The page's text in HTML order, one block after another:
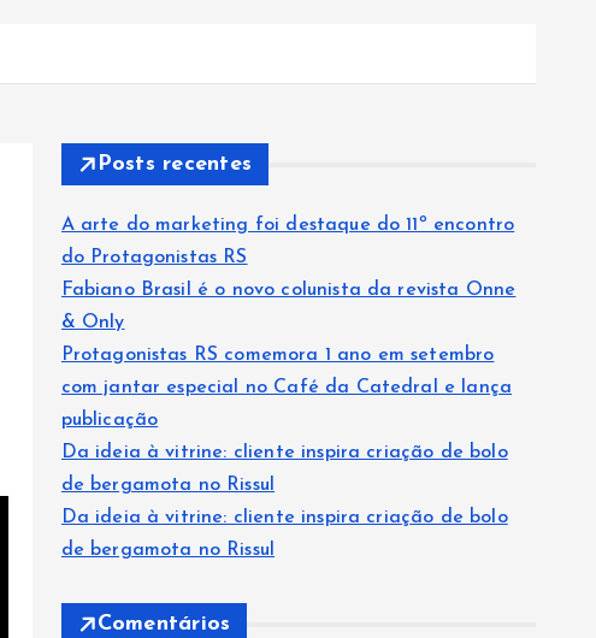
Posts recentes
A arte do marketing foi destaque do 11º encontro
do Protagonistas RS
Fabiano Brasil é o novo colunista da revista Onne
& Only
Protagonistas RS comemora 1 ano em setembro
com jantar especial no Café da Catedral e lança
publicação
Da ideia à vitrine: cliente inspira criação de bolo
de bergamota no Rissul
Da ideia à vitrine: cliente inspira criação de bolo
de bergamota no Rissul
Comentários